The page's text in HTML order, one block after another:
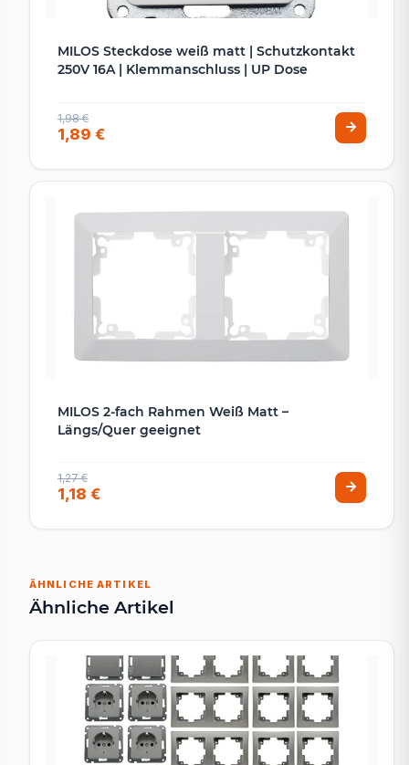
MILOS Steckdose weiß matt | Schutzkontakt
250V 16A | Klemmanschluss | UP Dose
1,98 €
1,89 €
MILOS 2-fach Rahmen Weiß Matt –
Längs/Quer geeignet
1,27 €
1,18 €
ÄHNLICHE ARTIKEL
Ähnliche Artikel